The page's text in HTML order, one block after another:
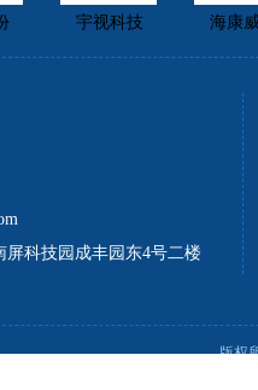
版权
科技园成丰园东4号二楼
宇视科技 海康威